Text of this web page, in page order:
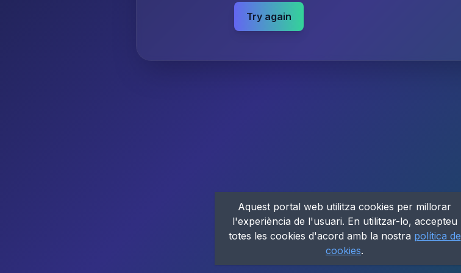
Try again
Aquest portal web utilitza cookies per millorar
l'experiència de l'usuari. En utilitzar-lo, accepteu
totes les cookies d'acord amb la nostra política de
cookies.